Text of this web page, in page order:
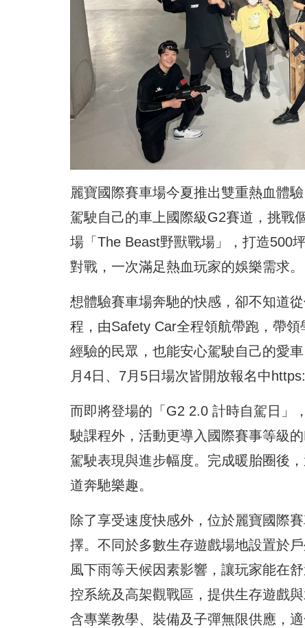
麗寶國際賽車場今夏推出雙重熱血體
駕駛自己的車上國際級G2賽道，挑戰
場「The Beast野獸戰場」，打造500
對戰，一次滿足熱血玩家的娛樂需求。
想體驗賽車場奔馳的快感，卻不知道
程，由Safety Car全程領航帶跑，帶
經驗的民眾，也能安心駕駛自己的愛
月4日、7月5日場次皆開放報名中
而即將登場的「G2 2.0 計時自駕日」
駛課程外，活動更導入國際賽事等級
駕駛表現與進步幅度。完成暖胎圈後
道奔馳樂趣。
除了享受速度快感外，位於麗寶國際
擇。不同於多數生存遊戲場地設置於
風下雨等天候因素影響，讓玩家能在
控系統及高架觀戰區，提供生存遊戲
含專業教學、裝備及子彈無限供應，